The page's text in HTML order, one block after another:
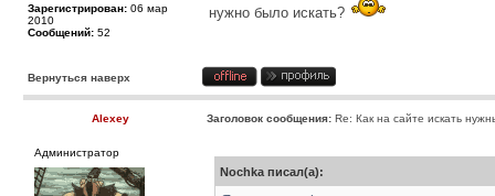
Зарегистрирован: 06 мар
2010
Сообщений: 52
нужно было искать?
Вернуться наверх
Alexey Заголовок сообщения: Re: Как на сайте искать
Администратор
Nochka писал(а):